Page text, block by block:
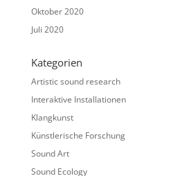
Oktober 2020
Juli 2020
Kategorien
Artistic sound research
Interaktive Installationen
Klangkunst
Künstlerische Forschung
Sound Art
Sound Ecology